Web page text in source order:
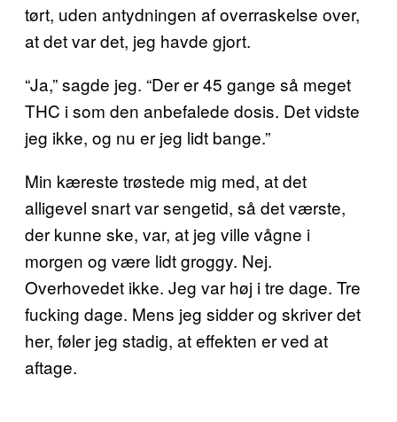
tørt, uden antydningen af overraskelse over,
at det var det, jeg havde gjort.
“Ja,” sagde jeg. “Der er 45 gange så meget
THC i som den anbefalede dosis. Det vidste
jeg ikke, og nu er jeg lidt bange.”
Min kæreste trøstede mig med, at det
alligevel snart var sengetid, så det værste,
der kunne ske, var, at jeg ville vågne i
morgen og være lidt groggy. Nej.
Overhovedet ikke. Jeg var høj i tre dage. Tre
fucking dage. Mens jeg sidder og skriver det
her, føler jeg stadig, at effekten er ved at
aftage.